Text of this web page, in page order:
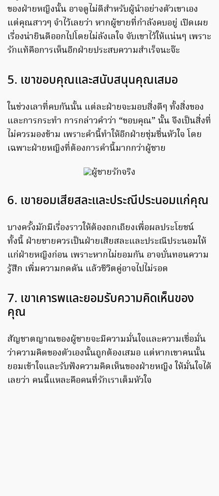
ของฝ่ายหญิงนั้น อาจดูไม่ดีสำหรับผู้นำอย่างตัวเขาเอง
แต่คุณสาวๆ จำไว้เลยว่า หากผู้ชายที่กำลังคบอยู่ เปิดเผย
เรื่องน่ายินดีออกไปโดยไม่ลังเลใจ จับเขาไว้ให้แน่นๆ เพราะ
รักแท้คือการเห็นอีกฝ่ายประสบความสำเร็จนะจ๊ะ
5. เขาขอบคุณและสนับสนุนคุณเสมอ
ในช่วงเลาที่คบกันนั้น แต่ละฝ่ายจะมอบสิ่งดีๆ ทั้งสิ่งของ
และการกระทำ การกล่าวคำว่า “ขอบคุณ” นั้น จึงเป็นสิ่งที่
ไม่ควรมองข้าม เพราะคำนี้ทำให้อีกฝ่ายชุ่มชื่นหัวใจ โดย
เฉพาะฝ่ายหญิงที่ต้องการคำนี้มากกว่าผู้ชาย
6. เขายอมเสียสละและประณีประนอมแก่คุณ
บางครั้งมักมีเรื่องราวให้ต้องถกเถียงเพื่อผลประโยชน์
ทั้งนี้ ฝ่ายชายควรเป็นฝ่ายเสียสละและประณีประนอมให้
แก่ฝ่ายหญิงก่อน เพราะหากไม่ยอมกัน อาจบั่นทอนความ
รู้สึก เพิ่มความกดดัน แล้วชีวิตคู่อาจไปไม่รอด
7. เขาเคารพและยอมรับความคิดเห็นของ
คุณ
สัญชาตญาณของผู้ชายจะมีความมั่นใจและความเชื่อมั่น
ว่าความคิดของตัวเองนั้นถูกต้องเสมอ แต่หากเขาคนนั้น
ยอมเข้าใจและรับฟังความคิดเห็นของฝ่ายหญิง ให้มั่นใจได้
เลยว่า คนนี้แหละคือคนที่รักเราเต็มหัวใจ